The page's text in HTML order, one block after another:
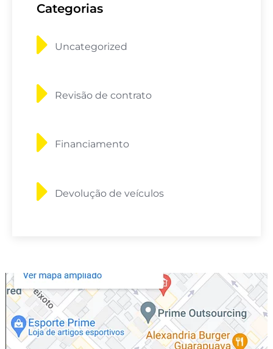
Categorias
Uncategorized
Revisão de contrato
Financiamento
Devolução de veículos